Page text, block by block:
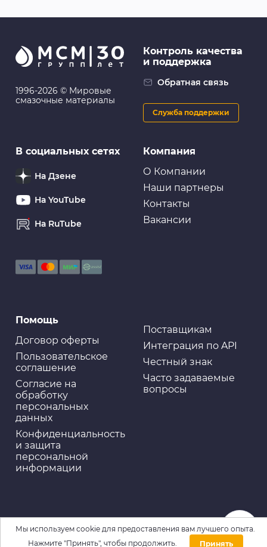
1996-2026 © Мировые
смазочные материалы
Компания
О Компании
Наши партнеры
Контакты
Вакансии
Помощь
Договор оферты
Пользовательское
соглашение
Cогласие на
обработку
персональных
данных
Конфиденциальность
и защита
персональной
информации
Поставщикам
Интеграция по API
Честный знак
Часто задаваемые
вопросы
Контроль качества
и поддержка
Обратная связь
Служба поддержки
В социальных сетях
На Дзене
На YouTube
На RuTube
Мы используем cookie для предоставления вам лучшего опыта.
Нажмите "Принять", чтобы продолжить.
Принять